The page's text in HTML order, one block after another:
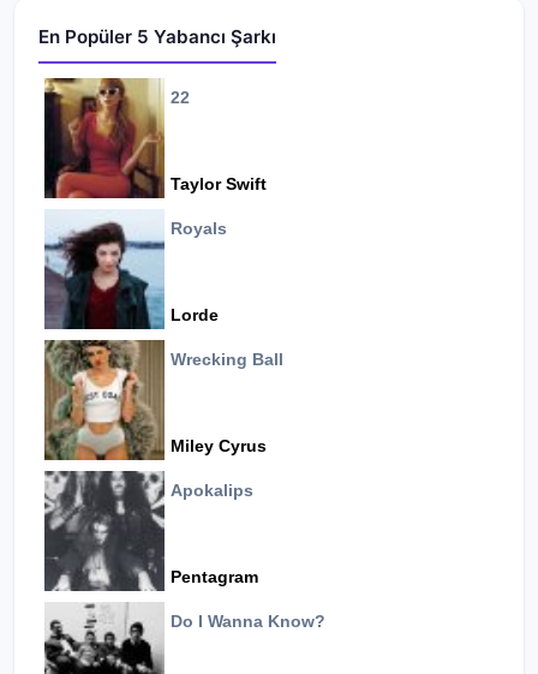
En Popüler 5 Yabancı Şarkı
22
Taylor Swift
Royals
Lorde
Wrecking Ball
Miley Cyrus
Apokalips
Pentagram
Do I Wanna Know?